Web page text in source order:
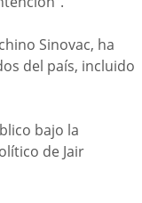
Sinovac, ha
del país, incluido
bajo la
de Jair